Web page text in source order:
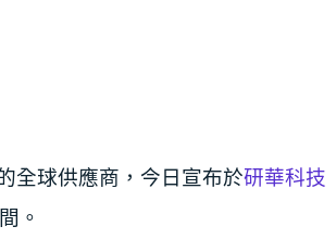
全球供應商，今日宣布於研華科技
。